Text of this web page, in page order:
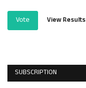
Vote View Results
SUBSCRIPTION